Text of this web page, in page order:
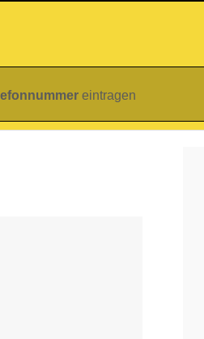
eintragen